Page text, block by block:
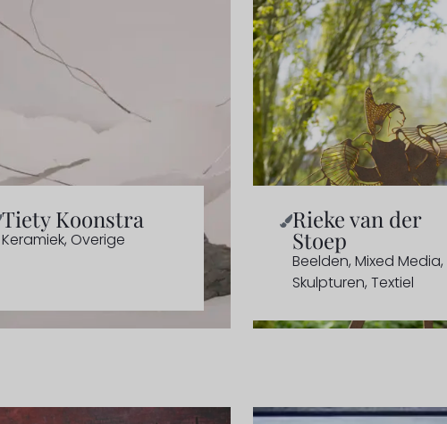
Tiety Koonstra
Keramiek, Overige
Rieke van der
Stoep
Beelden,Mixed Media,
Skulpturen,Textiel